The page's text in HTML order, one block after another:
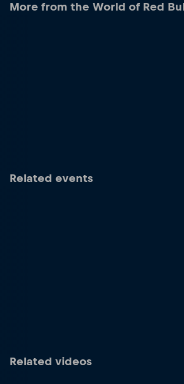
More from the World of Red
Related events
Related videos